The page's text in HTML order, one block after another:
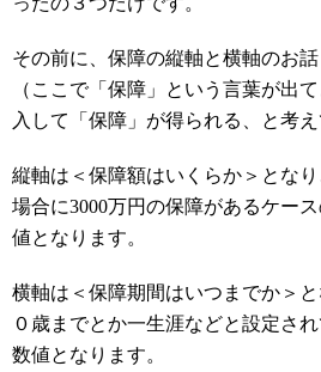
その前に、保障の縦軸と横軸のお話
（ここで「保障」という言葉が出
入して「保障」が得られる、と考え
縦軸は＜保障額はいくらか＞とな
場合に3000万円の保障があるケー
値となります。
横軸は＜保障期間はいつまでか＞
０歳までとか一生涯などと設定さ
数値となります。